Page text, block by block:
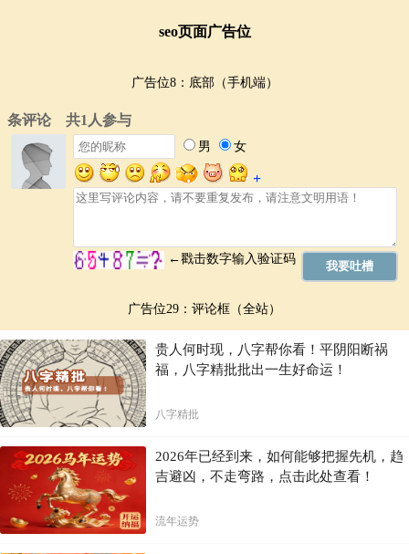
seo页面广告位
广告位8：底部（手机端）
广告位29：评论框（全站）
贵人何时现，八字帮你看！平阴阳断祸
福，八字精批批出一生好命运！
八字精批
2026年已经到来，如何能够把握先机，趋
吉避凶，不走弯路，点击此处查看！
流年运势